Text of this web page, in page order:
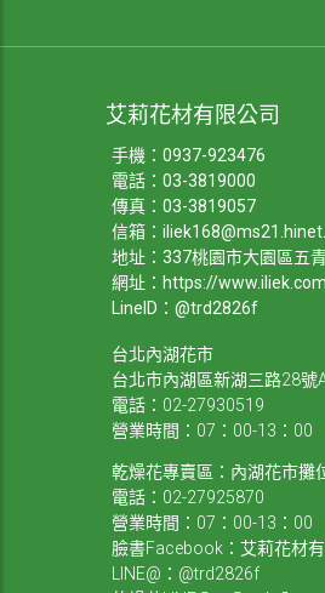
艾莉花材有限公司
手機： 0937-923476
電話： 03-3819000
傳真：03-3819057
信箱：
地址：337桃園市大園區五
網址： https://
LineID：@trd2826f
台北內湖花市
台北市內湖區新湖三路28號
電話：02-27930519
營業時間：07：00-13：00
乾燥花專賣區：內湖花市攤
電話：02-27925870
營業時間：07：00-13：00
臉書Facebook：艾莉花材
LINE@：@trd2826f